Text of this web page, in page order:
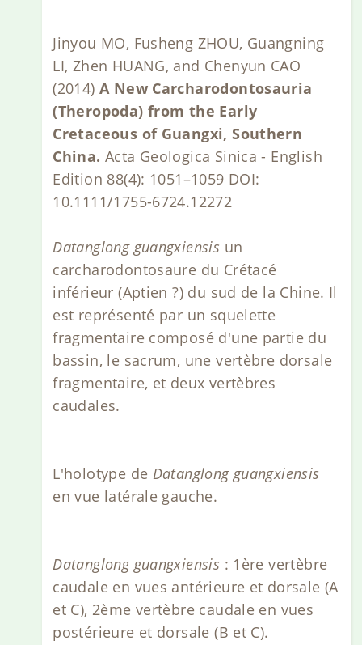
Jinyou MO, Fusheng ZHOU, Guangning
LI, Zhen HUANG, and Chenyun CAO
(2014)A New Carcharodontosauria
(Theropoda) from the Early
Cretaceous of Guangxi, Southern
China. Acta Geologica Sinica - English
Edition 88(4): 1051–1059 DOI:
10.1111/1755-6724.12272
Datanglong guangxiensis un
carcharodontosaure du Crétacé
inférieur (Aptien ?) du sud de la Chine. Il
est représenté par un squelette
fragmentaire composé d'une partie du
bassin, le sacrum, une vertèbre dorsale
fragmentaire, et deux vertèbres
caudales.
L'holotype de Datanglong guangxiensis
en vue latérale gauche.
Datanglong guangxiensis : 1ère vertèbre
caudale en vues antérieure et dorsale (A
et C), 2ème vertèbre caudale en vues
postérieure et dorsale (B et C).